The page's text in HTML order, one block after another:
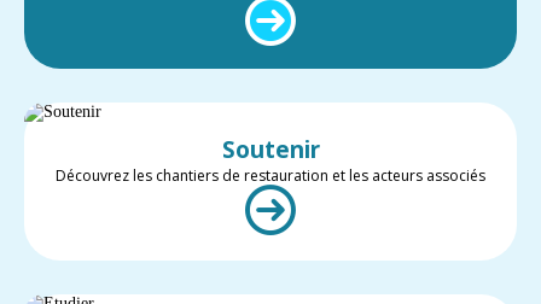
Soutenir
Découvrez les chantiers de restauration et les acteurs associés